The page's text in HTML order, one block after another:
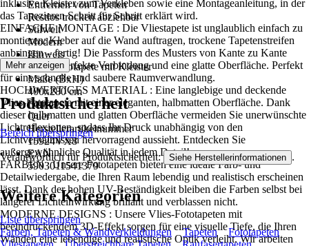
Entfernen von Tapeten
Restlos trocken abziehbar
Stilwelt
Modern
Hinweis
Vlies Fototapete mit Kleister
Maße (BxH)
400x280 cm
Format
Quer
Herstellerartikelnummer
15924VX8
EAN
5903011541379
inklusive Kleister zum Verkleben sowie eine Montageanleitung, in der
das Tapezieren Schritt für Schritt erklärt wird.
EINFACHE MONTAGE : Die Vliestapete ist unglaublich einfach zu
montieren: Kleber auf die Wand auftragen, trockene Tapetenstreifen
anbringen – fertig! Die Passform des Musters von Kante zu Kante
sorgt für eine perfekte Verbindung und eine glatte Oberfläche. Perfekt
für eine schnelle und saubere Raumverwandlung.
HOCHWERTIGES MATERIAL : Eine langlebige und deckende
Vlies-Fototapete mit einer eleganten, halbmatten Oberfläche. Dank
dieser halbmatten und glatten Oberfläche vermeiden Sie unerwünschte
Lichtreflexionen, sodass Ihr Druck unabhängig von den
Lichtverhältnissen hervorragend aussieht. Entdecken Sie
außergewöhnliche Qualität in jedem Detail!
FARBEN : Unsere Fototapeten bieten eine ideale Farb- und
Detailwiedergabe, die Ihren Raum lebendig und realistisch erscheinen
lässt. Dank der hohen UV-Beständigkeit bleiben die Farben selbst bei
längerer Lichteinwirkung brillant und verblassen nicht.
MODERNE DESIGNS : Unsere Vlies-Fototapeten mit
beeindruckendem 3D-Effekt sorgen für eine visuelle Tiefe, die Ihren
Wänden eine lebendige und realistische Optik verleiht. Wir arbeiten
Mehr anzeigen
Produktsicherheit
Bereich überspringen
Verantwortlich für Produktsicherheit: Siehe Herstellerinformationen .
Weitere Kategorien
Liste überspringen
Farben, Tapeten & Wandverkleidungen
Tapeten
Fototapeten